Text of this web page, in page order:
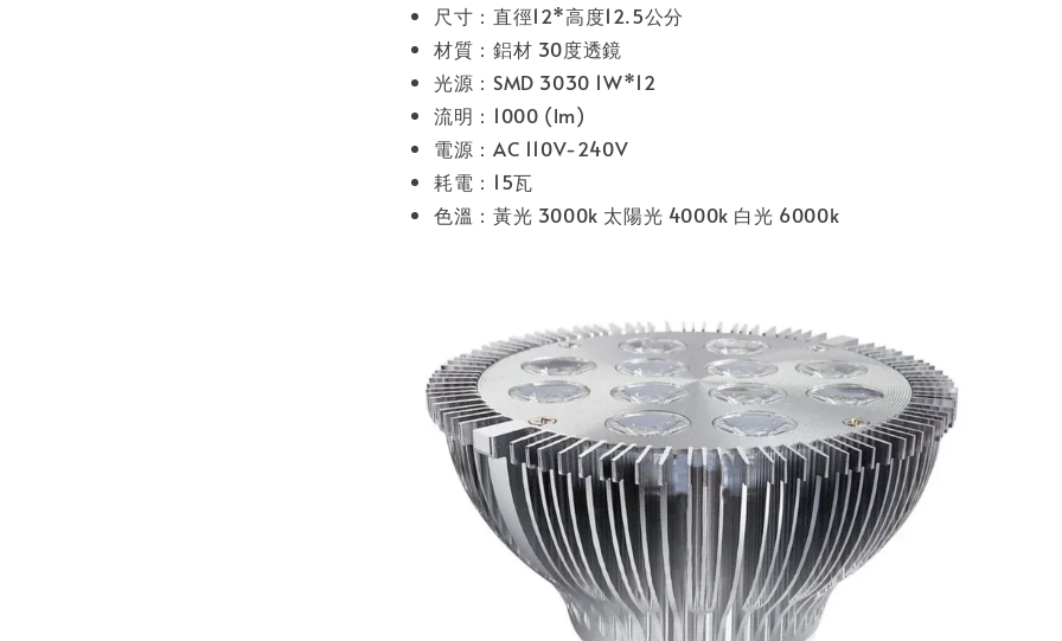
尺寸：直徑12*高度12.5公分
材質：鋁材 30度透鏡
光源：SMD 3030 1W*12
流明：1000 (lm)
電源：AC 110V-240V
耗電：15瓦
色溫：黃光 3000k 太陽光 4000k 白光 6000k